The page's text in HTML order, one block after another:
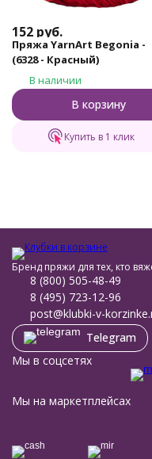
152 руб.
Пряжа YarnArt Begonia -
(6328 - Красный)
В наличии
В корзину
Купить в 1 клик
Бренд пряжи для тех, кто
8 (800) 505-48-49
8 (495) 723-12-96
post@klubki-v-
Telegram
Мы в соцсетях
Мы на маркетплейсах